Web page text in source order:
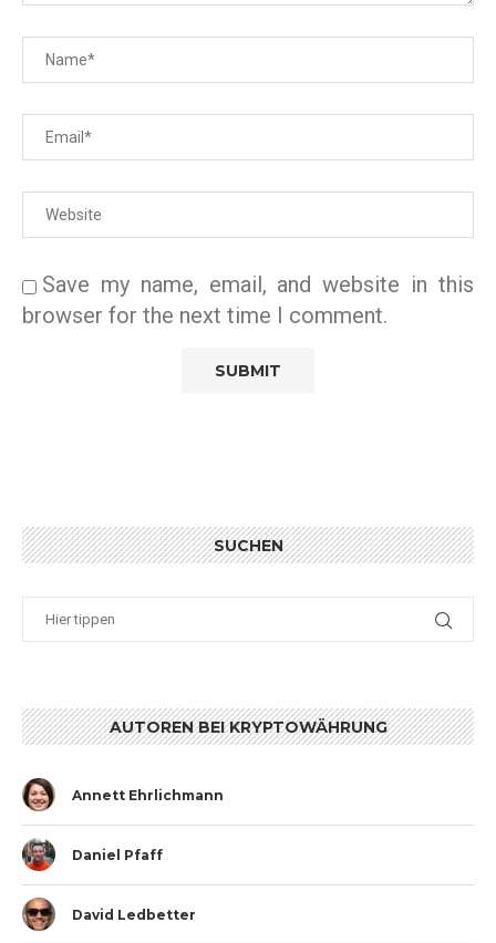
Save my name, email, and website in this
browser for the next time I comment.
SUCHEN
AUTOREN BEI KRYPTOWÄHRUNG
Annett Ehrlichmann
Daniel Pfaff
David Ledbetter